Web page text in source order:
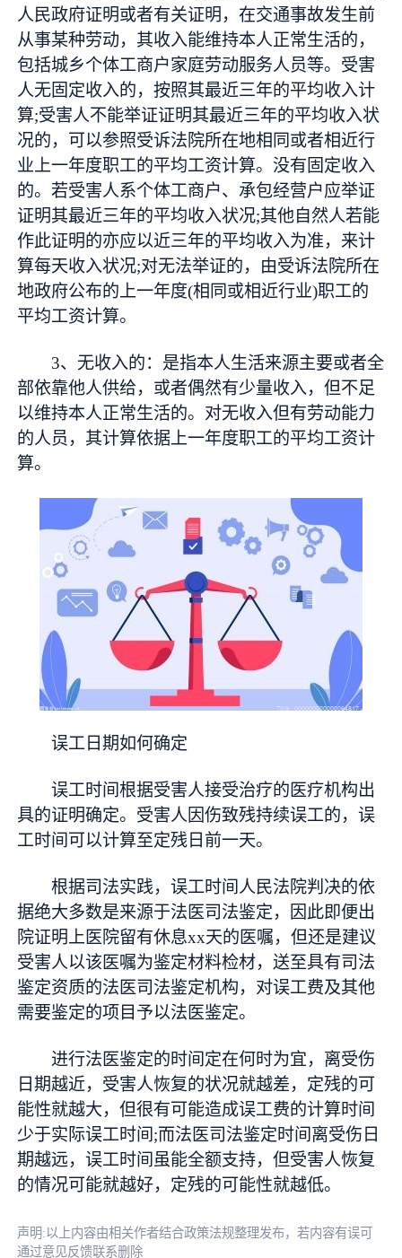
人民政府证明或者有关证明，在交通事故发生前
从事某种劳动，其收入能维持本人正常生活的，
包括城乡个体工商户家庭劳动服务人员等。受害
人无固定收入的，按照其最近三年的平均收入计
算;受害人不能举证证明其最近三年的平均收入状
况的，可以参照受诉法院所在地相同或者相近行
业上一年度职工的平均工资计算。没有固定收入
的。若受害人系个体工商户、承包经营户应举证
证明其最近三年的平均收入状况;其他自然人若能
作此证明的亦应以近三年的平均收入为准，来计
算每天收入状况;对无法举证的，由受诉法院所在
地政府公布的上一年度(相同或相近行业)职工的
平均工资计算。
3、无收入的：是指本人生活来源主要或者全
部依靠他人供给，或者偶然有少量收入，但不足
以维持本人正常生活的。对无收入但有劳动能力
的人员，其计算依据上一年度职工的平均工资计
算。
误工日期如何确定
误工时间根据受害人接受治疗的医疗机构出
具的证明确定。受害人因伤致残持续误工的，误
工时间可以计算至定残日前一天。
根据司法实践，误工时间人民法院判决的依
据绝大多数是来源于法医司法鉴定，因此即便出
院证明上医院留有休息xx天的医嘱，但还是建议
受害人以该医嘱为鉴定材料检材，送至具有司法
鉴定资质的法医司法鉴定机构，对误工费及其他
需要鉴定的项目予以法医鉴定。
进行法医鉴定的时间定在何时为宜，离受伤
日期越近，受害人恢复的状况就越差，定残的可
能性就越大，但很有可能造成误工费的计算时间
少于实际误工时间;而法医司法鉴定时间离受伤日
期越远，误工时间虽能全额支持，但受害人恢复
的情况可能就越好，定残的可能性就越低。
声明:以上内容由相关作者结合政策法规整理发布，若内容有误可
通过意见反馈联系删除